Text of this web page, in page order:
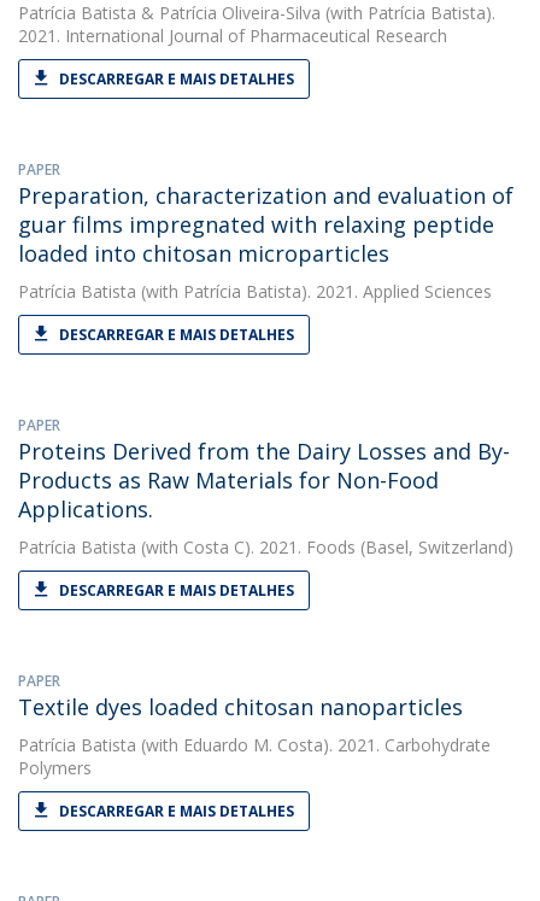
Patrícia Batista & Patrícia Oliveira-Silva (with Patrícia Batista).
2021. International Journal of Pharmaceutical Research
DESCARREGAR E MAIS DETALHES
PAPER
Preparation, characterization and evaluation of
guar films impregnated with relaxing peptide
loaded into chitosan microparticles
Patrícia Batista (with Patrícia Batista). 2021. Applied Sciences
DESCARREGAR E MAIS DETALHES
PAPER
Proteins Derived from the Dairy Losses and By-
Products as Raw Materials for Non-Food
Applications.
Patrícia Batista (with Costa C). 2021. Foods (Basel, Switzerland)
DESCARREGAR E MAIS DETALHES
PAPER
Textile dyes loaded chitosan nanoparticles
Patrícia Batista (with Eduardo M. Costa). 2021. Carbohydrate
Polymers
DESCARREGAR E MAIS DETALHES